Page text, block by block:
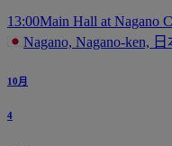
13:00Main Hall at Nagano
Nagano, Nagano-ken, 日
10月
4